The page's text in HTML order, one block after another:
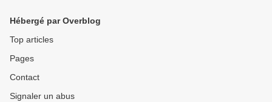
Hébergé par Overblog
Top articles
Pages
Contact
Signaler un abus